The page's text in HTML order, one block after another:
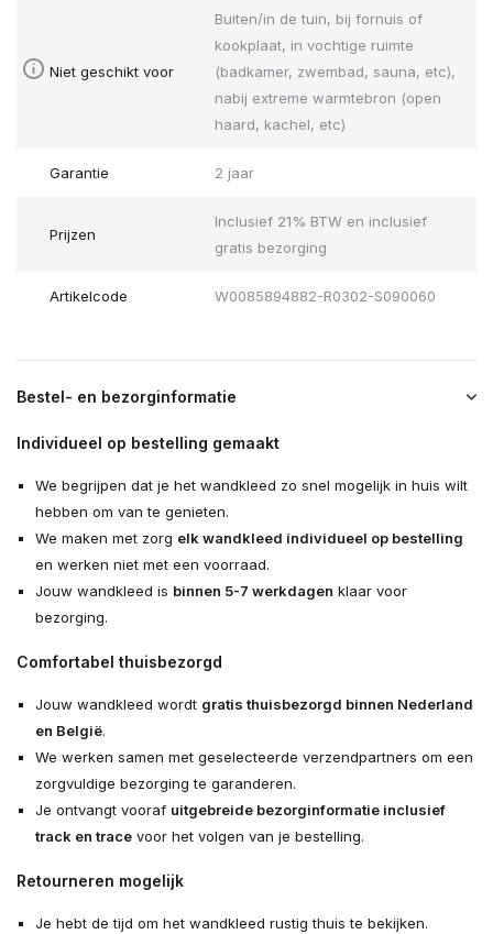
Niet geschikt voor
Buiten/in de tuin, bij fornuis of
kookplaat, in vochtige ruimte
(badkamer, zwembad, sauna, etc),
nabij extreme warmtebron (open
haard, kachel, etc)
Garantie 2 jaar
Prijzen
Inclusief 21% BTW en inclusief
gratis bezorging
Artikelcode W0085894882-R0302-S090060
Bestel- en bezorginformatie
Individueel op bestelling gemaakt
We begrijpen dat je het wandkleed zo snel mogelijk in huis wilt
hebben om van te genieten.
We maken met zorg elk wandkleed individueel op bestelling
en werken niet met een voorraad.
Jouw wandkleed is binnen 5-7 werkdagen klaar voor
bezorging.
Comfortabel thuisbezorgd
Jouw wandkleed wordt gratis thuisbezorgd binnen Nederland
en België.
We werken samen met geselecteerde verzendpartners om een
zorgvuldige bezorging te garanderen.
Je ontvangt vooraf uitgebreide bezorginformatie inclusief
track en tracevoor het volgen van je bestelling.
Retourneren mogelijk
Je hebt de tijd om het wandkleed rustig thuis te bekijken.